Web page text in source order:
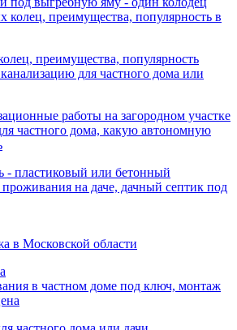
преимущества, популярность
работы на загородном участке
- пластиковый или бетонный